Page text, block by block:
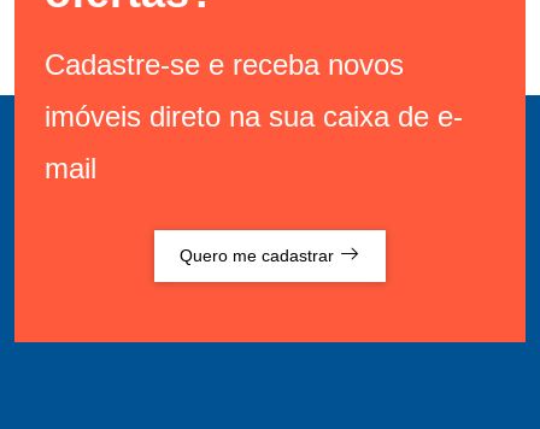
Cadastre-se e receba novos
imóveis direto na sua caixa de e-
mail
Quero me cadastrar